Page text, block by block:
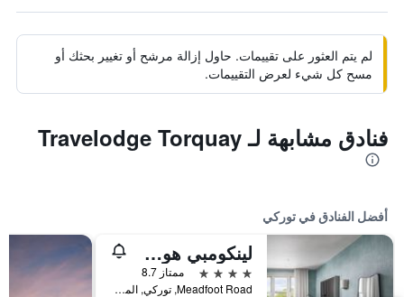
لم يتم العثور على تقييمات. حاول إزالة مرشح أو تغيير بحثك أو
مسح كل شيء لعرض التقييمات.
فنادق مشابهة لـ Travelodge Torquay
أفضل الفنادق في توركي
لينكومبي هول هوتل آند سبا - جست فور أدلتس
4 نجوم
ممتاز 8.7
Meadfoot Road, توركي, المملكة المتحدة